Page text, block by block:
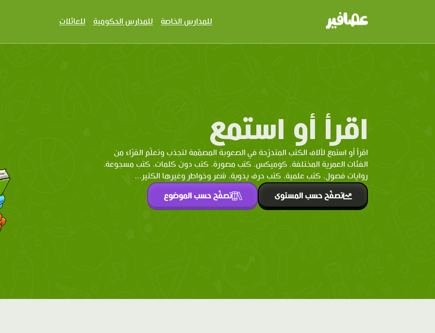
للمدارس الخاصة للمدارس الحكومية للعائلات
اقرأ أو استمع
اقرأ أو استمع لآلاف الكتب المتدرّحة في الصعوبة المصمّمة لتجذب وتعلّم القرّاء من
الفئات العمرية المختلفة. كوميكس، كتب مصورة، كتب دون كلمات، كتب مسجوعة،
روايات فصول، كتب علمية، كتب حرف يدوية، شعر وخواطر وغيرها الكثير...
تصفّح حسب المستوى تصفّح حسب الموضوع